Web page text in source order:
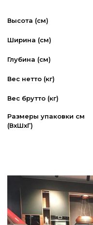
Высота (см)
Ширина (см)
Глубина (см)
Вес нетто (кг)
Вес брутто (кг)
Размеры упаковки см
(ВxШxГ)